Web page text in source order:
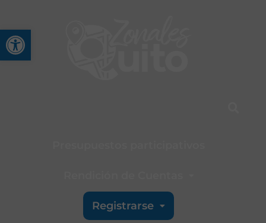
Abrir barra de
Registrarse